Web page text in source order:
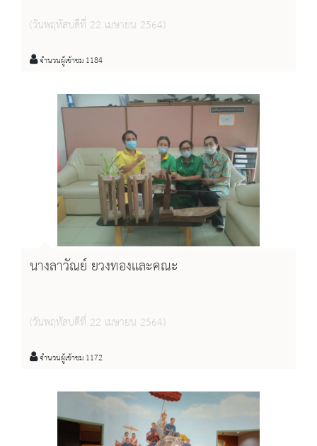
(วันพฤหัสบดีที่ 22 เมษายน 2564)
จำนวนผู้เข้าชม 1184
นางลาวัณย์ ยวงทองและคณะ
(วันพฤหัสบดีที่ 22 เมษายน 2564)
จำนวนผู้เข้าชม 1172